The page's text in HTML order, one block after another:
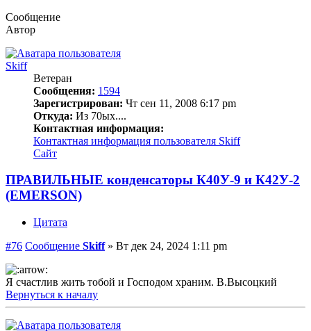
Сообщение
Автор
Skiff
Ветеран
Сообщения: 1594
Зарегистрирован: Чт сен 11, 2008 6:17 pm
Откуда: Из 70ых....
Контактная информация:
Контактная информация пользователя Skiff
Сайт
ПРАВИЛЬНЫЕ конденсаторы К40У-9 и К42У-2
(EMERSON)
Цитата
#76 Сообщение Skiff» Вт дек 24, 2024 1:11 pm
Я счастлив жить тобой и Господом храним. В.Высоцкий
Вернуться к началу